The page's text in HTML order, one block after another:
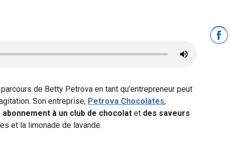
de Betty Petrova en tant qu’entrepreneur peut
Son entreprise, Petrova Chocolates,
abonnement à un club de chocolat et des saveurs
et la limonade de lavande.